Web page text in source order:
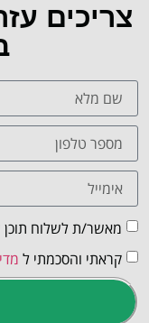
צריכים
מאשר/ת לשלוח תוכן
קראתי והסכמתי ל